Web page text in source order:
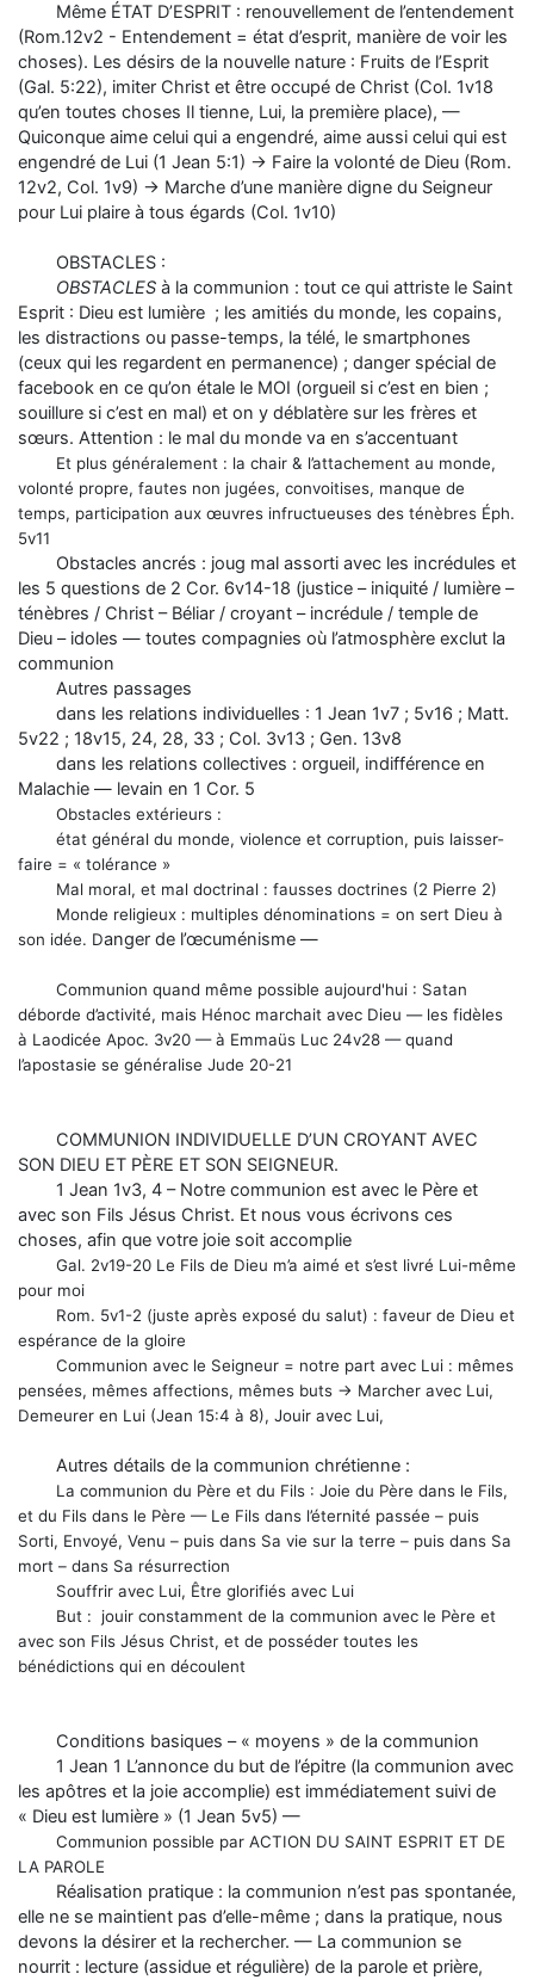
Même ÉTAT D’ESPRIT : renouvellement de l’entendement
(Rom.12v2 - Entendement = état d’esprit, manière de voir les
choses). Les désirs de la nouvelle nature : Fruits de l’Esprit
(Gal. 5:22), imiter Christ et être occupé de Christ (Col. 1v18
qu’en toutes choses Il tienne, Lui, la première place), —
Quiconque aime celui qui a engendré, aime aussi celui qui est
engendré de Lui (1 Jean 5:1) → Faire la volonté de Dieu (Rom.
12v2, Col. 1v9) → Marche d’une manière digne du Seigneur
pour Lui plaire à tous égards (Col. 1v10)
OBSTACLES :
OBSTACLES à la communion : tout ce qui attriste le Saint
Esprit : Dieu est lumière ; les amitiés du monde, les copains,
les distractions ou passe-temps, la télé, le smartphones
(ceux qui les regardent en permanence) ; danger spécial de
facebook en ce qu’on étale le MOI (orgueil si c’est en bien ;
souillure si c’est en mal) et on y déblatère sur les frères et
sœurs. Attention : le mal du monde va en s’accentuant
Et plus généralement : la chair & l’attachement au monde,
volonté propre, fautes non jugées, convoitises, manque de
temps, participation aux œuvres infructueuses des ténèbres Éph.
5v11
Obstacles ancrés : joug mal assorti avec les incrédules et
les 5 questions de 2 Cor. 6v14-18 (justice – iniquité / lumière –
ténèbres / Christ – Béliar / croyant – incrédule / temple de
Dieu – idoles — toutes compagnies où l’atmosphère exclut la
communion
Autres passages
dans les relations individuelles : 1 Jean 1v7 ; 5v16 ; Matt.
5v22 ; 18v15, 24, 28, 33 ; Col. 3v13 ; Gen. 13v8
dans les relations collectives : orgueil, indifférence en
Malachie — levain en 1 Cor. 5
Obstacles extérieurs :
état général du monde, violence et corruption, puis laisser-
faire = « tolérance »
Mal moral, et mal doctrinal : fausses doctrines (2 Pierre 2)
Monde religieux : multiples dénominations = on sert Dieu à
son idée. Danger de l’œcuménisme —
Communion quand même possible aujourd'hui : Satan
déborde d’activité, mais Hénoc marchait avec Dieu — les fidèles
à Laodicée Apoc. 3v20 — à Emmaüs Luc 24v28 — quand
l’apostasie se généralise Jude 20-21
COMMUNION INDIVIDUELLE D’UN CROYANT AVEC
SON DIEU ET PÈRE ET SON SEIGNEUR.
1 Jean 1v3, 4 – Notre communion est avec le Père et
avec son Fils Jésus Christ. Et nous vous écrivons ces
choses, afin que votre joie soit accomplie
Gal. 2v19-20 Le Fils de Dieu m’a aimé et s’est livré Lui-même
pour moi
Rom. 5v1-2 (juste après exposé du salut) : faveur de Dieu et
espérance de la gloire
Communion avec le Seigneur = notre part avec Lui : mêmes
pensées, mêmes affections, mêmes buts → Marcher avec Lui,
Demeurer en Lui (Jean 15:4 à 8), Jouir avec Lui,
Autres détails de la communion chrétienne :
La communion du Père et du Fils : Joie du Père dans le Fils,
et du Fils dans le Père — Le Fils dans l’éternité passée – puis
Sorti, Envoyé, Venu – puis dans Sa vie sur la terre – puis dans Sa
mort – dans Sa résurrection
Souffrir avec Lui, Être glorifiés avec Lui
But : jouir constamment de la communion avec le Père et
avec son Fils Jésus Christ, et de posséder toutes les
bénédictions qui en découlent
Conditions basiques – « moyens » de la communion
1 Jean 1 L’annonce du but de l’épitre (la communion avec
les apôtres et la joie accomplie) est immédiatement suivi de
« Dieu est lumière » (1 Jean 5v5) —
Communion possible par ACTION DU SAINT ESPRIT ET DE
LA PAROLE
Réalisation pratique : la communion n’est pas spontanée,
elle ne se maintient pas d’elle-même ; dans la pratique, nous
devons la désirer et la rechercher. — La communion se
nourrit : lecture (assidue et régulière) de la parole et prière,